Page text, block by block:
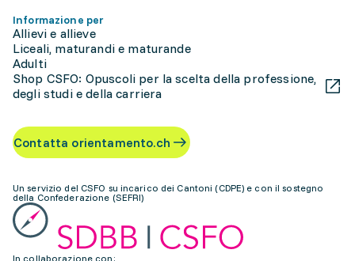
Informazione per
Allievi e allieve
Liceali, maturandi e maturande
Adulti
Shop CSFO: Opuscoli per la scelta della professione,
degli studi e della carriera
Contatta orientamento.ch
Un servizio del CSFO su incarico dei Cantoni (CDPE) e con il sostegno
della Confederazione (SEFRI)
In collaborazione con: